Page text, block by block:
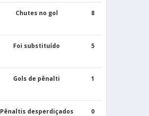
Chutes no gol 8
Foi substituído 5
Gols de pênalti 1
Pênaltis desperdiçados 0